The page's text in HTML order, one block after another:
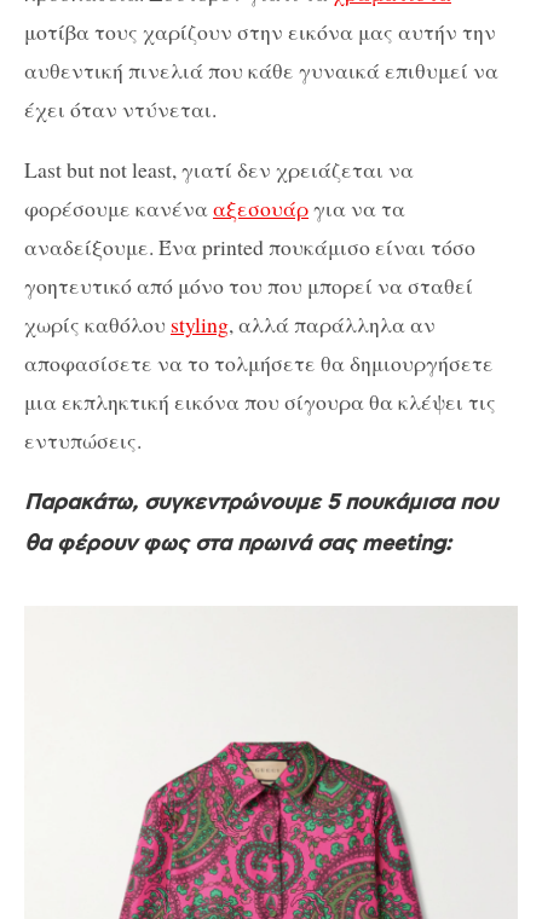
μοτίβα τους χαρίζουν στην εικόνα μας αυτήν την
αυθεντική πινελιά που κάθε γυναικά επιθυμεί να
έχει όταν ντύνεται.
Last but not least, γιατί δεν χρειάζεται να
φορέσουμε κανένααξεσουάργια να τα
αναδείξουμε. Ένα printed πουκάμισο είναι τόσο
γοητευτικό από μόνο του που μπορεί να σταθεί
χωρίς καθόλου styling, αλλά παράλληλα αν
αποφασίσετε να το τολμήσετε θα δημιουργήσετε
μια εκπληκτική εικόνα που σίγουρα θα κλέψει τις
εντυπώσεις.
Παρακάτω, συγκεντρώνουμε 5 πουκάμισα που
θα φέρουν φως στα πρωινά σας meeting: